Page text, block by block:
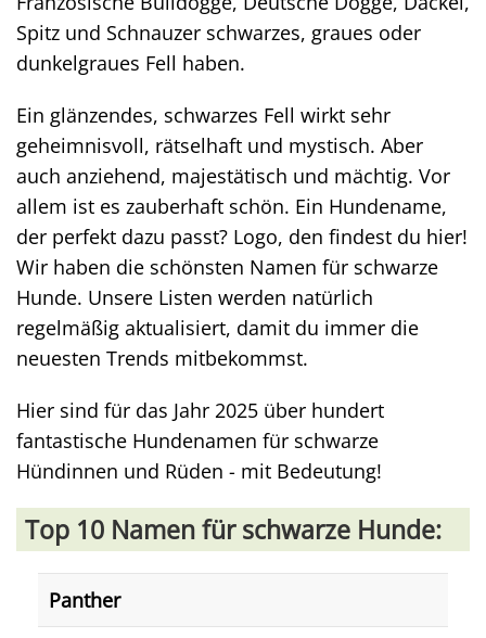
Spitz und Schnauzer schwarzes, graues oder
dunkelgraues Fell haben.
Ein glänzendes, schwarzes Fell wirkt sehr
geheimnisvoll, rätselhaft und mystisch. Aber
auch anziehend, majestätisch und mächtig. Vor
allem ist es zauberhaft schön. Ein Hundename,
der perfekt dazu passt? Logo, den findest du hier!
Wir haben die schönsten Namen für schwarze
Hunde. Unsere Listen werden natürlich
regelmäßig aktualisiert, damit du immer die
neuesten Trends mitbekommst.
Hier sind für das Jahr 2025 über hundert
fantastische Hundenamen für schwarze
Hündinnen und Rüden - mit Bedeutung!
Top 10 Namen für schwarze Hunde:
Panther